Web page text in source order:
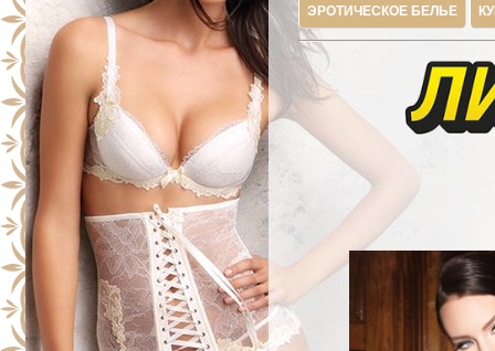
ЭРОТИЧЕСКОЕ БЕЛЬЕ